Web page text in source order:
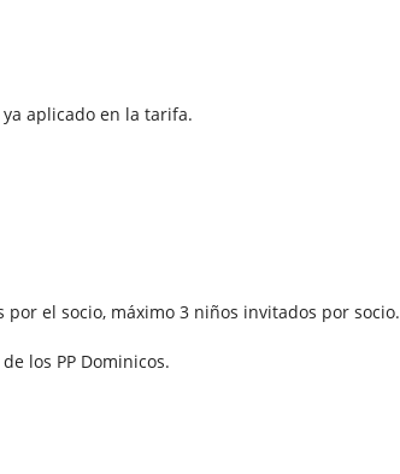
aplicado en la tarifa.
el socio, máximo 3 niños invitados por socio.
los PP Dominicos.